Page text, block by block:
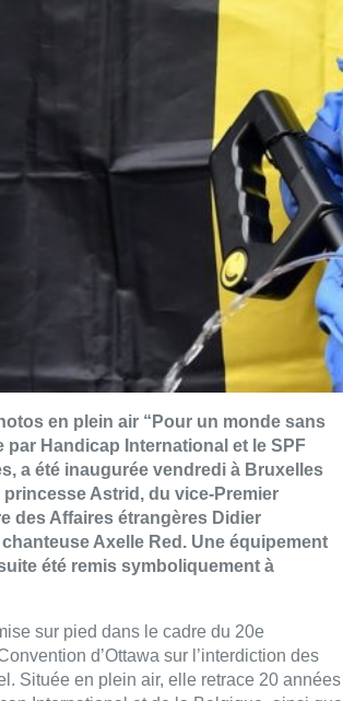
en plein air “Pour un monde sans
par Handicap International et le SPF
a été inaugurée vendredi à Bruxelles
Astrid, du vice-Premier
des Affaires étrangères Didier
Axelle Red. Une équipement
été remis symboliquement à
sur pied dans le cadre du 20e
d’Ottawa sur l’interdiction des
Située en plein air, elle retrace 20 années